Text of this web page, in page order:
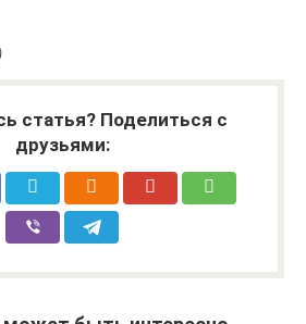
)
статья? Поделиться с
друзьями: